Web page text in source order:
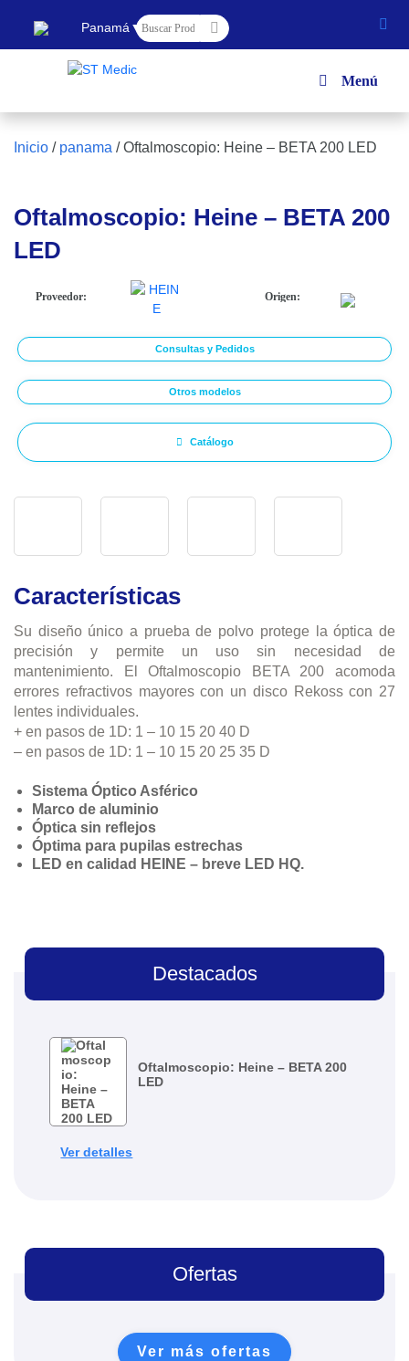
Panamá ▼
Menú
Inicio / panama /Oftalmoscopio: Heine – BETA 200 LED
Oftalmoscopio: Heine – BETA 200
LED
Proveedor: Origen:
Consultas y Pedidos
Otros modelos
Catálogo
Características
Su diseño único a prueba de polvo protege la óptica de
precisión y permite un uso sin necesidad de
mantenimiento. El Oftalmoscopio BETA 200 acomoda
errores refractivos mayores con un disco Rekoss con 27
lentes individuales.
+ en pasos de 1D: 1 – 10 15 20 40 D
– en pasos de 1D: 1 – 10 15 20 25 35 D
Sistema Óptico Asférico
Marco de aluminio
Óptica sin reflejos
Óptima para pupilas estrechas
LED en calidad HEINE – breve LED HQ.
Destacados
Oftalmoscopio: Heine – BETA 200
LED
Ver detalles
Ofertas
Ver más ofertas